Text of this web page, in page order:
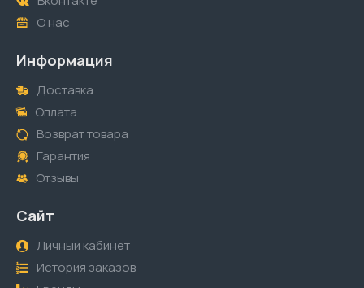
О нас
Информация
Доставка
Оплата
Возврат товара
Гарантия
Отзывы
Сайт
Личный кабинет
История заказов